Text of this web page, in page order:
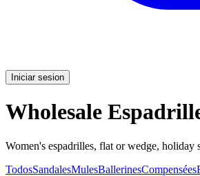
Iniciar sesion
Wholesale
Women's espadrilles, flat or wedge, holiday
TodosSandalesMulesBallerinesCompensées